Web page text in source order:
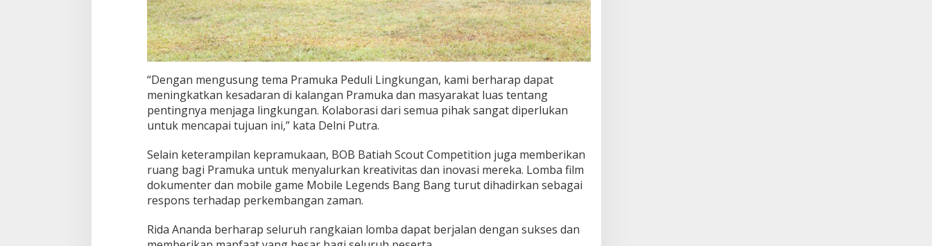
“Dengan mengusung tema Pramuka Peduli Lingkungan, kami berharap dapat
meningkatkan kesadaran di kalangan Pramuka dan masyarakat luas tentang
pentingnya menjaga lingkungan. Kolaborasi dari semua pihak sangat diperlukan
untuk mencapai tujuan ini,” kata Delni Putra.
Selain keterampilan kepramukaan, BOB Batiah Scout Competition juga memberikan
ruang bagi Pramuka untuk menyalurkan kreativitas dan inovasi mereka. Lomba film
dokumenter dan mobile game Mobile Legends Bang Bang turut dihadirkan sebagai
respons terhadap perkembangan zaman.
Rida Ananda berharap seluruh rangkaian lomba dapat berjalan dengan sukses dan